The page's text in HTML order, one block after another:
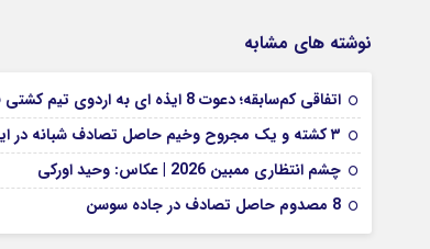
نوشته های مشابه
اتفاقی کم‌سابقه؛ دعوت 8 ایذه ای به اردوی تیم کشتی فرنگی بزرگسالان
۳ کشته و یک مجروح وخیم حاصل تصادف شبانه در ایذه
چشم انتظاری ممبین 2026 | عکاس: وحید اورکی
8 مصدوم حاصل تصادف در جاده سوسن